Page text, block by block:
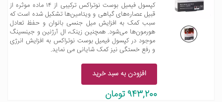
کپسول فیمیل بوست نوتراکس ترکیبی از ۱۴ ماده موثره از
قبیل عصاره‌های گیاهی و ویتامین‌ها تشکیل شده است که
سبب کمک به افزایش میل جنسی بانوان و حفظ تعادل
هورمون‌ها می‌شود. همچنین زینک، ال آرژنین و جینسینگ
موجود در کپسول فیمیل بوست نوتراکس به افزایش انرژی
و رفع خستگی نیز کمک شایانی می نماید.
افزودن به سبد خرید
943,200 تومان